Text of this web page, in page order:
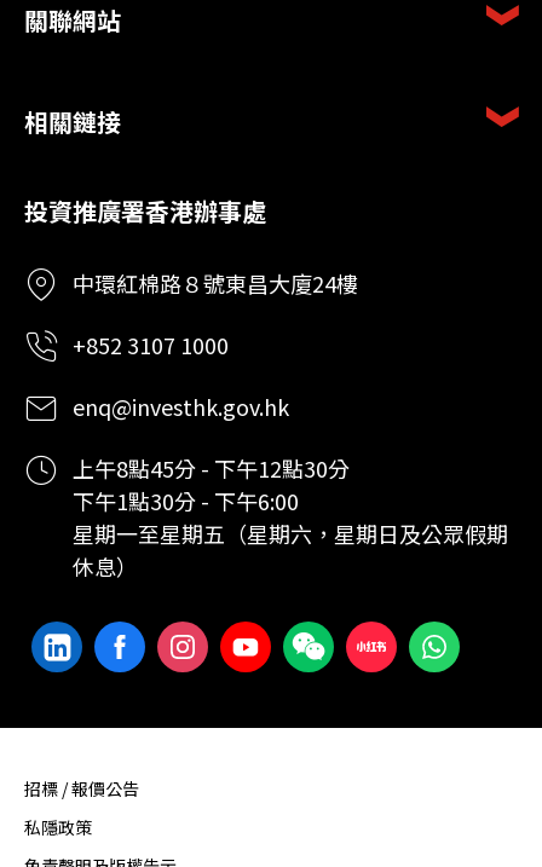
關聯網站
相關鏈接
投資推廣署香港辦事處
中環紅棉路８號東昌大廈24樓
+852 3107 1000
enq@investhk.gov.hk
上午8點45分 - 下午12點30分
下午1點30分 - 下午6:00
星期一至星期五（星期六，星期日及公眾假期
休息）
招標 / 報價公告
私隱政策